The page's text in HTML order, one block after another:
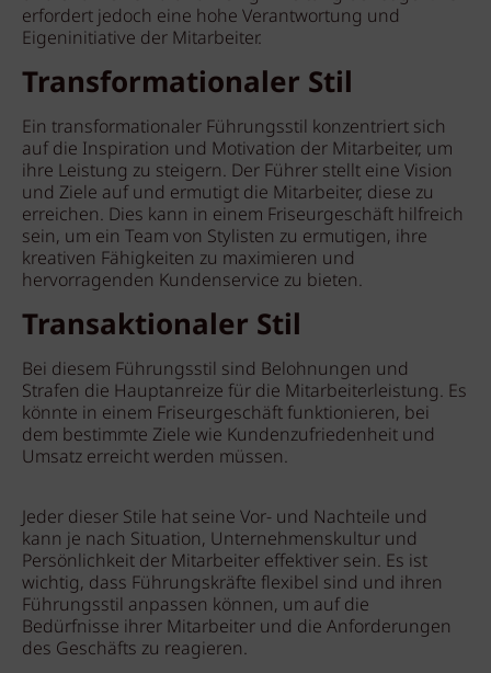
erfordert jedoch eine hohe Verantwortung und
Eigeninitiative der Mitarbeiter.
Transformationaler Stil
Ein transformationaler Führungsstil konzentriert sich
auf die Inspiration und Motivation der Mitarbeiter, um
ihre Leistung zu steigern. Der Führer stellt eine Vision
und Ziele auf und ermutigt die Mitarbeiter, diese zu
erreichen. Dies kann in einem Friseurgeschäft hilfreich
sein, um ein Team von Stylisten zu ermutigen, ihre
kreativen Fähigkeiten zu maximieren und
hervorragenden Kundenservice zu bieten.
Transaktionaler Stil
Bei diesem Führungsstil sind Belohnungen und
Strafen die Hauptanreize für die Mitarbeiterleistung. Es
könnte in einem Friseurgeschäft funktionieren, bei
dem bestimmte Ziele wie Kundenzufriedenheit und
Umsatz erreicht werden müssen.
Jeder dieser Stile hat seine Vor- und Nachteile und
kann je nach Situation, Unternehmenskultur und
Persönlichkeit der Mitarbeiter effektiver sein. Es ist
wichtig, dass Führungskräfte flexibel sind und ihren
Führungsstil anpassen können, um auf die
Bedürfnisse ihrer Mitarbeiter und die Anforderungen
des Geschäfts zu reagieren.